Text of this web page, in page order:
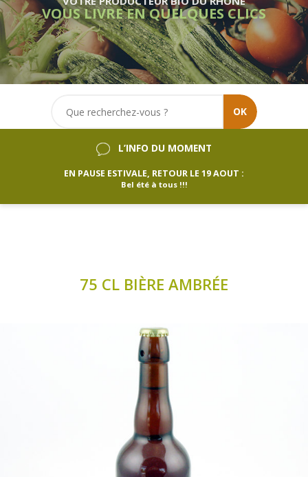
OK
L’INFO DU MOMENT
EN PAUSE ESTIVALE, RETOUR LE 19 AOUT :
Bel été à tous !!!
75 CL BIÈRE AMBRÉE